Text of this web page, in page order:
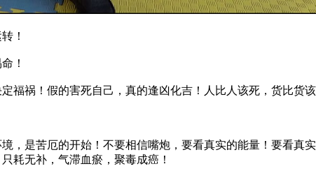
！
！
祸！假的害死自己，真的逢凶化吉！人比人该死，货比货
是苦厄的开始！不要相信嘴炮，要看真实的能量！要看真
耗无补，气滞血瘀，聚毒成癌！